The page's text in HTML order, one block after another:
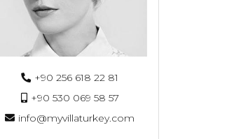
+90 256 618 22 81
+90 530 069 58 57
info@myvillaturkey.com